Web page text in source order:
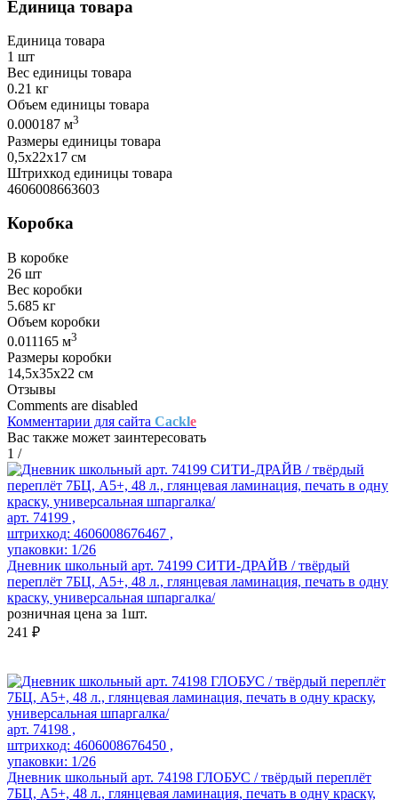
Единица товара
Единица товара
1 шт
Вес единицы товара
0.21 кг
Объем единицы товара
0.000187 м3
Размеры единицы товара
0,5х22х17 см
Штрихкод единицы товара
4606008663603
Коробка
В коробке
26 шт
Вес коробки
5.685 кг
Объем коробки
0.011165 м3
Размеры коробки
14,5х35х22 см
Отзывы
Comments are disabled
Комментарии для сайта Cackle
Вас также может заинтересовать
1 /
арт. 74199 ,
штрихкод: 4606008676467 ,
упаковки: 1/26
Дневник школьный арт. 74199 СИТИ-ДРАЙВ / твёрдый
переплёт 7БЦ, А5+, 48 л., глянцевая ламинация, печать в одну
краску, универсальная шпаргалка/
розничная цена за 1шт.
241 ₽
арт. 74198 ,
штрихкод: 4606008676450 ,
упаковки: 1/26
Дневник школьный арт. 74198 ГЛОБУС / твёрдый переплёт
7БЦ, А5+, 48 л., глянцевая ламинация, печать в одну краску,